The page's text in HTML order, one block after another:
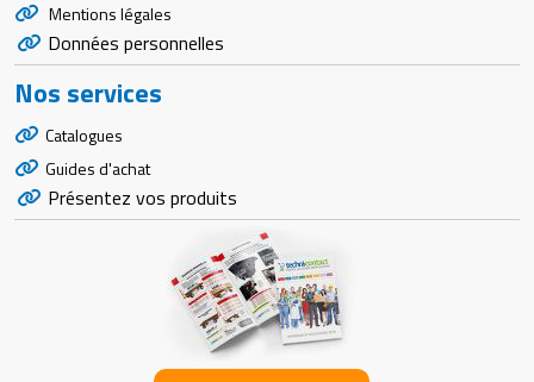
Mentions légales
Données personnelles
Nos services
Catalogues
Guides d'achat
Présentez vos produits